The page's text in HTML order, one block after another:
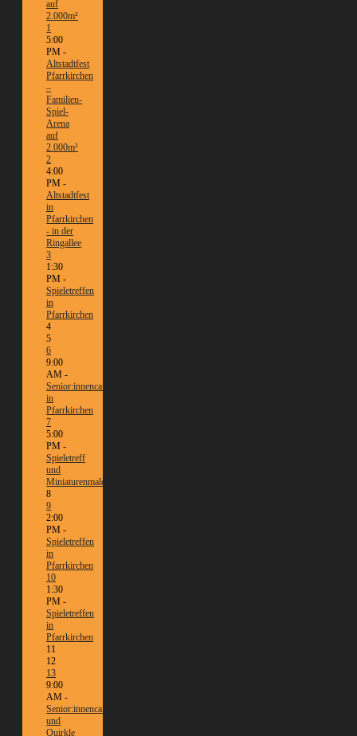
auf
2.000m²
1
5:00
PM -
Altstadtfest
Pfarrkirchen
–
Familien-
Spiel-
Arena
auf
2.000m²
2
4:00
PM -
Altstadtfest
in
Pfarrkirchen
- in der
Ringallee
3
1:30
PM -
Spieletreffen
in
Pfarrkirchen
4
5
6
9:00
AM -
Senior:innencafé
in
Pfarrkirchen
7
5:00
PM -
Spieletreff
und
Miniaturenmalen/Tabletop
8
9
2:00
PM -
Spieletreffen
in
Pfarrkirchen
10
1:30
PM -
Spieletreffen
in
Pfarrkirchen
11
12
13
9:00
AM -
Senior:innencafé
und
Quirkle